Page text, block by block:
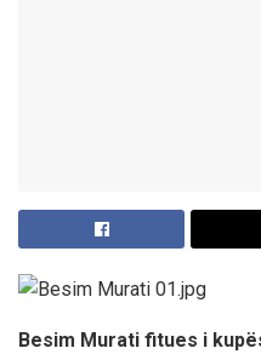
Besim Murati fitues i